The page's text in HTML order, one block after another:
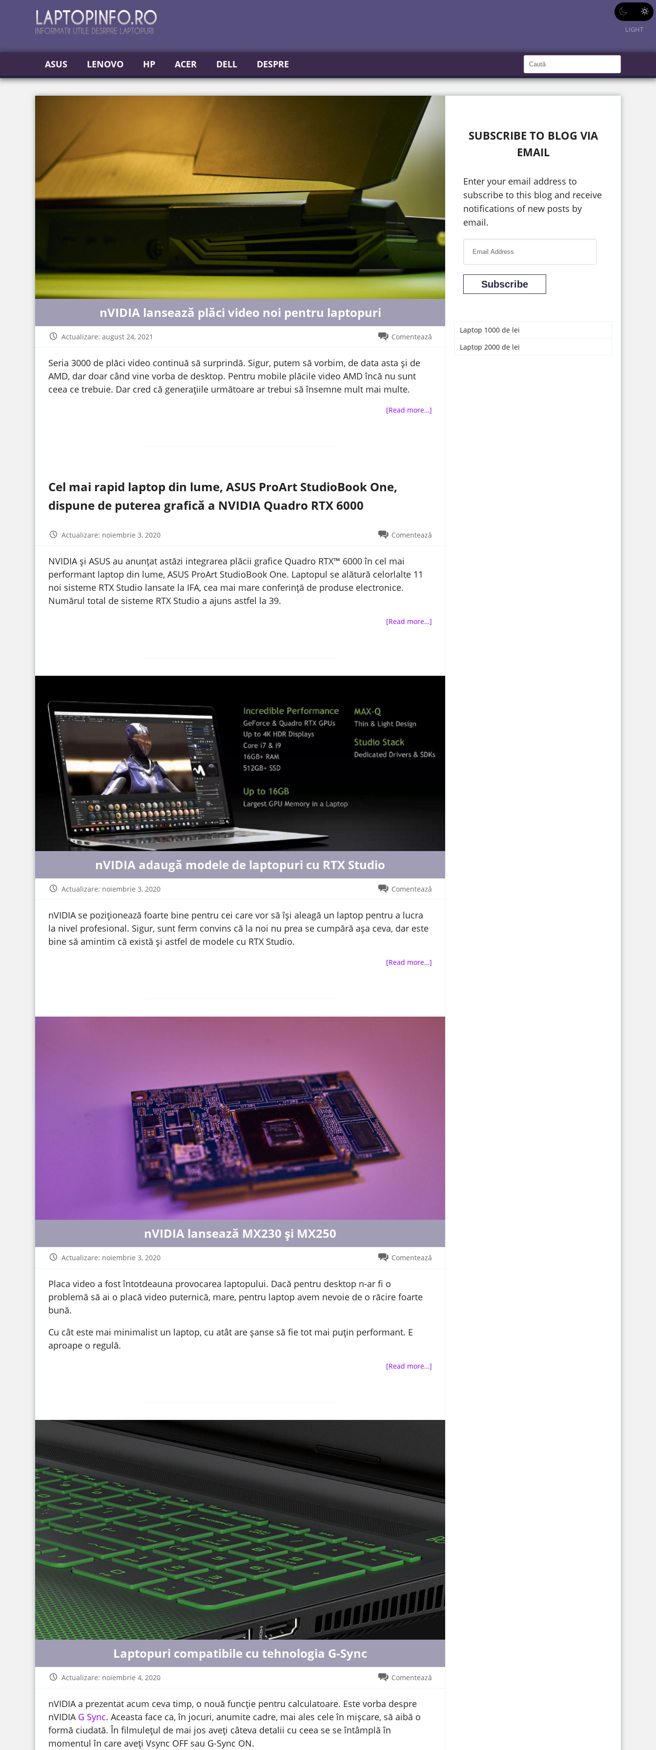
LIGHT
ASUS LENOVO HP ACER DELL DESPRE
a
î
n
s
t
e
C
a
t
e
nVIDIA lansează plăci video noi pentru laptopuri
Actualizare: august 24, 2021 Comentează
Seria 3000 de plăci video continuă să surprindă. Sigur, putem să vorbim, de data asta și de
AMD, dar doar când vine vorba de desktop. Pentru mobile plăcile video AMD încă nu sunt
ceea ce trebuie. Dar cred că generațiile următoare ar trebui să însemne mult mai multe.
[Read more…]
Cel mai rapid laptop din lume, ASUS ProArt StudioBook One,
dispune de puterea grafică a NVIDIA Quadro RTX 6000
Actualizare: noiembrie 3, 2020 Comentează
NVIDIA și ASUS au anunțat astăzi integrarea plăcii grafice Quadro RTX™ 6000 în cel mai
performant laptop din lume, ASUS ProArt StudioBook One. Laptopul se alătură celorlalte 11
noi sisteme RTX Studio lansate la IFA, cea mai mare conferință de produse electronice.
Numărul total de sisteme RTX Studio a ajuns astfel la 39.
[Read more…]
nVIDIA adaugă modele de laptopuri cu RTX Studio
Actualizare: noiembrie 3, 2020 Comentează
nVIDIA se poziționează foarte bine pentru cei care vor să își aleagă un laptop pentru a lucra
la nivel profesional. Sigur, sunt ferm convins că la noi nu prea se cumpără așa ceva, dar este
bine să amintim că există și astfel de modele cu RTX Studio.
[Read more…]
nVIDIA lansează MX230 și MX250
Actualizare: noiembrie 3, 2020 Comentează
Placa video a fost întotdeauna provocarea laptopului. Dacă pentru desktop n-ar fi o
problemă să ai o placă video puternică, mare, pentru laptop avem nevoie de o răcire foarte
bună.
Cu cât este mai minimalist un laptop, cu atât are șanse să fie tot mai puțin performant. E
aproape o regulă.
[Read more…]
Laptopuri compatibile cu tehnologia G-Sync
Actualizare: noiembrie 4, 2020 Comentează
nVIDIA a prezentat acum ceva timp, o nouă funcție pentru calculatoare. Este vorba despre
nVIDIA G Sync. Aceasta face ca, în jocuri, anumite cadre, mai ales cele în mișcare, să aibă o
formă ciudată. În filmulețul de mai jos aveți câteva detalii cu ceea se se întâmplă în
momentul în care aveți Vsync OFF sau G-Sync ON.
SUBSCRIBE TO BLOG VIA
EMAIL
Enter your email address to
subscribe to this blog and receive
notifications of new posts by
email.
a
d
Subscribe
Laptop 1000 de lei
Laptop 2000 de lei